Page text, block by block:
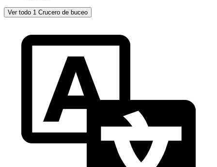
Ver todo 1 Crucero de buceo